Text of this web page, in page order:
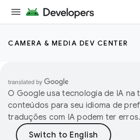
CAMERA & MEDIA DEV CENTER
O Google usa tecnologia de IA na
conteúdos para seu idioma de
traduções com IA podem ter erros.